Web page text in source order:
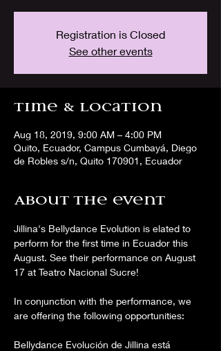
Registration is Closed
See other events
Time & Location
Aug 18, 2019, 9:00 AM – 4:00 PM
Quito, Ecuador, Campus Cumbayá, Diego
de Robles s/n, Quito 170901, Ecuador
About the event
Jillina's Bellydance Evolution is elated to
perform for the first time in Ecuador this
August. See their performance on August
In conjunction with the performance, we
Bellydance Evolución de Jillina está